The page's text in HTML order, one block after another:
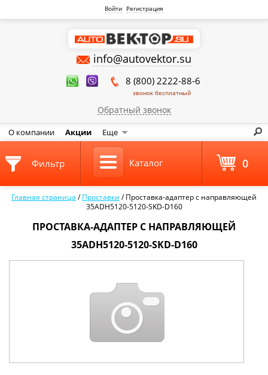
Войти Регистрация
info@autovektor.su
8 (800) 2222-88-6
звонок бесплатный
Обратный звонок
О компании Акции Еще
Главная страница /Проставки /Проставка-адаптер с направляющей
35ADH5120-5120-SKD-D160
ПРОСТАВКА-АДАПТЕР С НАПРАВЛЯЮЩЕЙ
35ADH5120-5120-SKD-D160
Фильтр Каталог 0